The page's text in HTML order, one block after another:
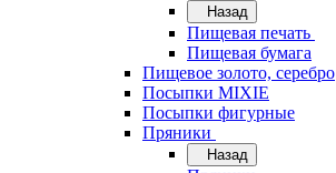
Назад
Пищевая печать
Пищевая бумага
Пищевое золото, серебро
Посыпки MIXIE
Посыпки фигурные
Пряники
Назад